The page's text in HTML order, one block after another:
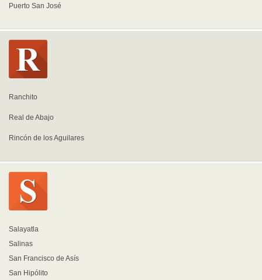
Puerto San José
Ranchito
Real de Abajo
Rincón de los Aguilares
Salayatla
Salinas
San Francisco de Asís
San Hipólito